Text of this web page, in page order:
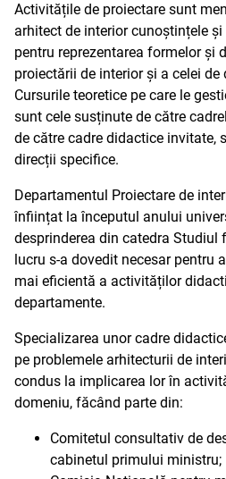
Activitățile de proiectare sunt
arhitect de interior cunoștințele
pentru reprezentarea formelor și
proiectării de interior și a celei
Cursurile teoretice pe care le
sunt cele susținute de către
de către cadre didactice invitate,
direcții specifice.
Departamentul Proiectare de
înființat la începutul anului
desprinderea din catedra Studiul
lucru s-a dovedit necesar pentru
mai eficientă a activităților
departamente.
Specializarea unor cadre
pe problemele arhitecturii de
condus la implicarea lor în
domeniu, făcând parte din:
Comitetul consultativ de
cabinetul primului ministru;